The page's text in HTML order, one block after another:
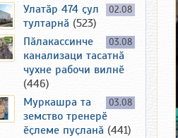
02.08
Улатӑр 474 ҫул
тултарнӑ (523)
03.08
Пӑлакассинче
канализаци тасатнӑ
чухне рабочи вилнӗ
(446)
03.08
Муркашра та
земство тренерӗ
ӗҫлеме пуҫланӑ (441)